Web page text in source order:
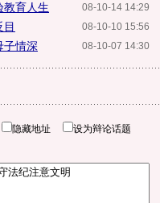
08-10-14 14:29
教育人生
08-10-10 15:56
08-10-07 14:30
子情深
隐藏地址 设为辩论话题